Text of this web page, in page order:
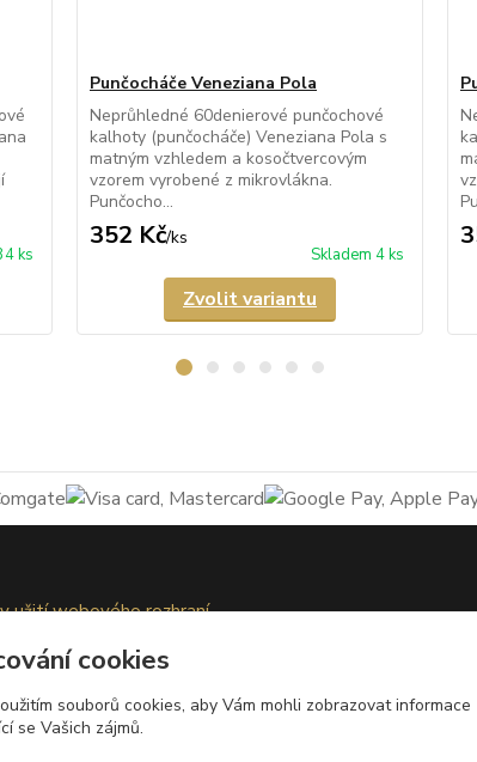
ks
Punčocháče Veneziana Pola
Neprůhledné 60denierové punčochové
kalhoty (punčocháče) Veneziana Pola s
matným vzhledem a kosočtvercovým
vzorem vyrobené z mikrovlákna.
Punčocho...
352 Kč/ks
Skladem 4 ks
Zvolit variantu
užití webového rozhraní
osobních údajůcookies
souborů cookies, aby Vám mohli zobrazovat informace
se Vašich zájmů.